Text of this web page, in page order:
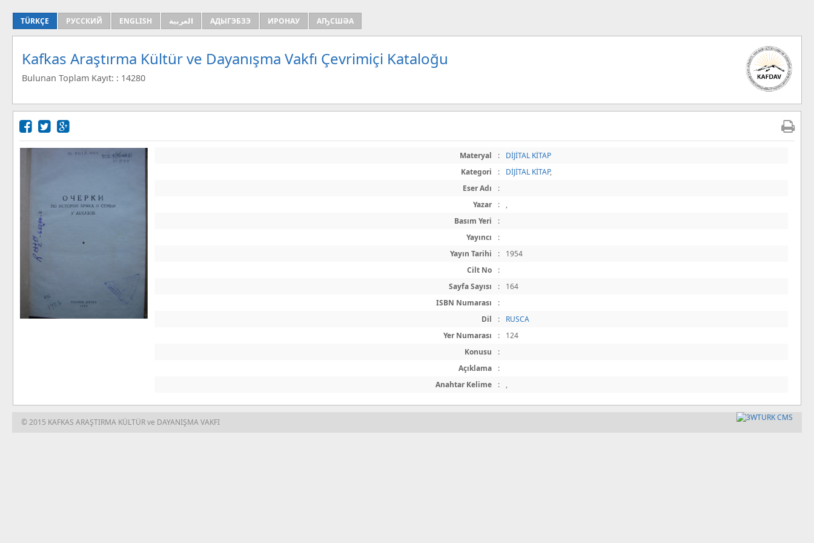
TÜRKÇE РУССКИЙ ENGLISH العربية АДЫГЭБЗЭ ИРОНАУ АҦСШӘА
Kafkas Araştırma Kültür ve Dayanışma Vakfı Çevrimiçi Kataloğu
Bulunan Toplam Kayıt: : 14280
Materyal :
DİJİTAL KİTAP
Kategori
: DİJİTAL KİTAP,
Eser Adı
:
Yazar
:
,
Basım Yeri
:
Yayıncı
:
Yayın Tarihi
:
1954
Cilt No
:
Sayfa Sayısı
:
164
ISBN Numarası
:
Dil
:
RUSCA
Yer Numarası
:
124
Konusu
:
Açıklama
:
Anahtar Kelime
: ,
© 2015 KAFKAS ARAŞTIRMA KÜLTÜR ve DAYANIŞMA VAKFI